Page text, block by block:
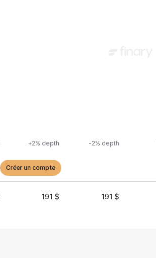
+2% depth -2% depth
Créer un compte
191 $ 191 $